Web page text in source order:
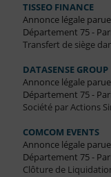
TISSEO FINANCE
Annonce légale
Département 75 -
Transfert de siège
DATASENSE GROUP
Annonce légale
Département 75 -
Société par Actions
COMCOM EVENTS
Annonce légale
Département 75 -
Clôture de